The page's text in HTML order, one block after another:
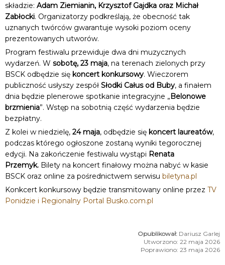
składzie: Adam Ziemianin, Krzysztof Gajdka oraz Michał
Zabłocki. Organizatorzy podkreślają, że obecność tak
uznanych twórców gwarantuje wysoki poziom oceny
prezentowanych utworów.
Program festiwalu przewiduje dwa dni muzycznych
wydarzeń. W sobotę, 23 maja, na terenach zielonych przy
BSCK odbędzie się koncert konkursowy. Wieczorem
publiczność usłyszy zespół Słodki Całus od Buby, a finałem
dnia będzie plenerowe spotkanie integracyjne „Belonowe
brzmienia”. Wstęp na sobotnią część wydarzenia będzie
bezpłatny.
Z kolei w niedzielę, 24 maja, odbędzie się koncert laureatów,
podczas którego ogłoszone zostaną wyniki tegorocznej
edycji. Na zakończenie festiwalu wystąpi Renata
Przemyk. Bilety na koncert finałowy można nabyć w kasie
BSCK oraz online za pośrednictwem serwisu biletyna.pl
Konkcert konkursowy będzie transmitowany online przez TV
Ponidzie i Regionalny Portal Busko.com.pl
Dariusz Garlej
Utworzono: 22 maja 2026
Poprawiono: 23 maja 2026